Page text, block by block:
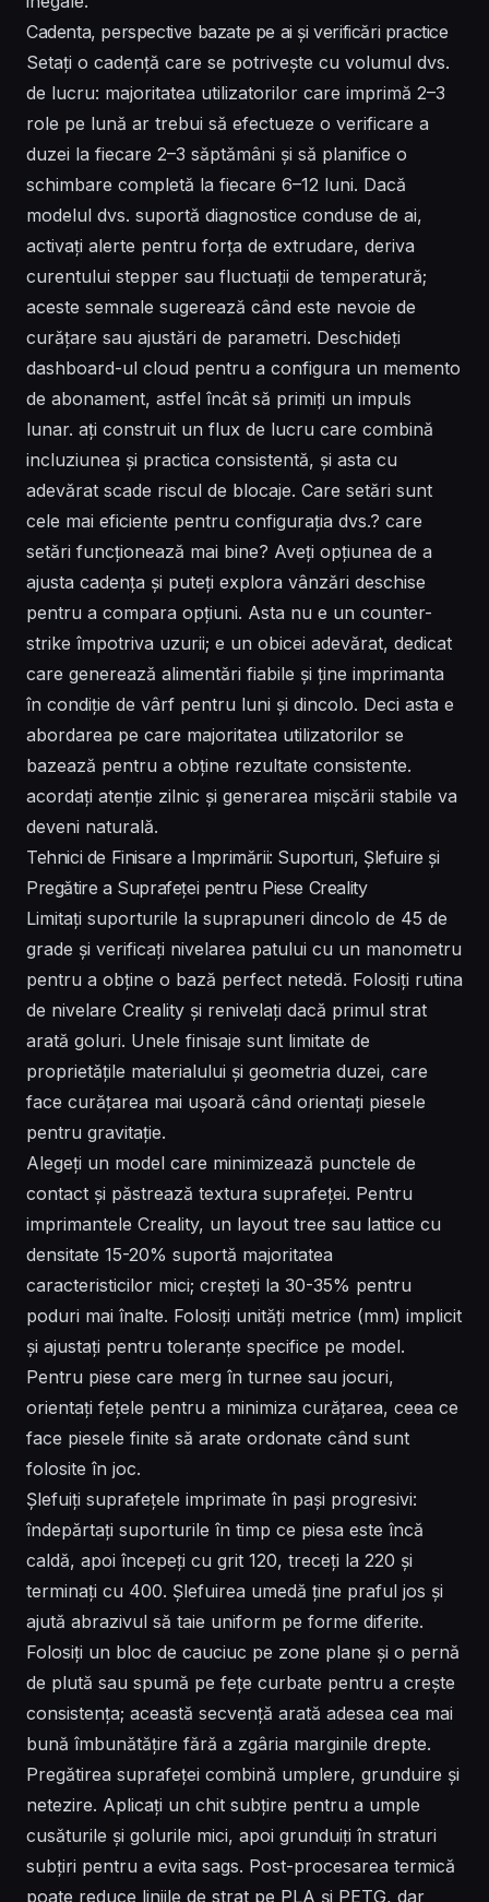
Cadenta, perspective bazate pe ai și verificări practice
Setați o cadență care se potrivește cu volumul dvs.
de lucru: majoritatea utilizatorilor care imprimă 2–3
role pe lună ar trebui să efectueze o verificare a
duzei la fiecare 2–3 săptămâni și să planifice o
schimbare completă la fiecare 6–12 luni. Dacă
modelul dvs. suportă diagnostice conduse de ai,
activați alerte pentru forța de extrudare, deriva
curentului stepper sau fluctuații de temperatură;
aceste semnale sugerează când este nevoie de
curățare sau ajustări de parametri. Deschideți
dashboard-ul cloud pentru a configura un memento
de abonament, astfel încât să primiți un impuls
lunar. ați construit un flux de lucru care combină
incluziunea și practica consistentă, și asta cu
adevărat scade riscul de blocaje. Care setări sunt
cele mai eficiente pentru configurația dvs.? care
setări funcționează mai bine? Aveți opțiunea de a
ajusta cadența și puteți explora vânzări deschise
pentru a compara opțiuni. Asta nu e un counter-
strike împotriva uzurii; e un obicei adevărat, dedicat
care generează alimentări fiabile și ține imprimanta
în condiție de vârf pentru luni și dincolo. Deci asta e
abordarea pe care majoritatea utilizatorilor se
bazează pentru a obține rezultate consistente.
acordați atenție zilnic și generarea mișcării stabile va
deveni naturală.
Tehnici de Finisare a Imprimării: Suporturi, Șlefuire și
Pregătire a Suprafeței pentru Piese Creality
Limitați suporturile la suprapuneri dincolo de 45 de
grade și verificați nivelarea patului cu un manometru
pentru a obține o bază perfect netedă. Folosiți rutina
de nivelare Creality și renivelați dacă primul strat
arată goluri. Unele finisaje sunt limitate de
proprietățile materialului și geometria duzei, care
face curățarea mai ușoară când orientați piesele
pentru gravitație.
Alegeți un model care minimizează punctele de
contact și păstrează textura suprafeței. Pentru
imprimantele Creality, un layout tree sau lattice cu
densitate 15-20% suportă majoritatea
caracteristicilor mici; creșteți la 30-35% pentru
poduri mai înalte. Folosiți unități metrice (mm) implicit
și ajustați pentru toleranțe specifice pe model.
Pentru piese care merg în turnee sau jocuri,
orientați fețele pentru a minimiza curățarea, ceea ce
face piesele finite să arate ordonate când sunt
folosite în joc.
Șlefuiți suprafețele imprimate în pași progresivi:
îndepărtați suporturile în timp ce piesa este încă
caldă, apoi începeți cu grit 120, treceți la 220 și
terminați cu 400. Șlefuirea umedă ține praful jos și
ajută abrazivul să taie uniform pe forme diferite.
Folosiți un bloc de cauciuc pe zone plane și o pernă
de plută sau spumă pe fețe curbate pentru a crește
consistența; această secvență arată adesea cea mai
bună îmbunătățire fără a zgâria marginile drepte.
Pregătirea suprafeței combină umplere, grunduire și
netezire. Aplicați un chit subțire pentru a umple
cusăturile și golurile mici, apoi grunduiți în straturi
subțiri pentru a evita sags. Post-procesarea termică
poate reduce liniile de strat pe PLA și PETG, dar